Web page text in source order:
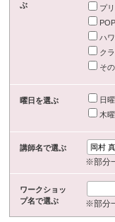
ぶ
プ
POP
ハ
ク
そ
曜日を選ぶ 日
木
講師名で選ぶ
※部分
ワークショッ
プ名で選ぶ
※部分